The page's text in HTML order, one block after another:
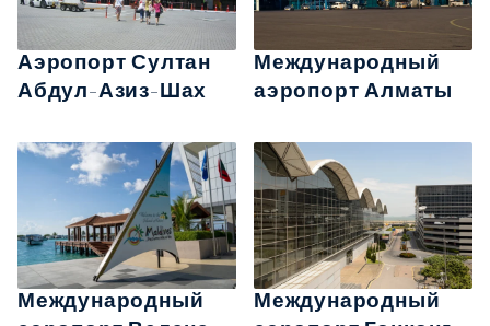
Аэропорт Султан
Абдул-Азиз-Шах
Международный
аэропорт Алматы
Международный
Международный